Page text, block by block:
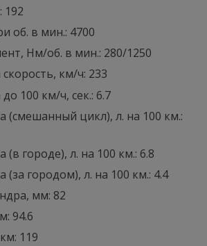
192
об. в мин.: 4700
Нм/об. в мин.: 280/1250
км/ч: 233
100 км/ч, сек.: 6.7
(смешанный цикл), л. на 100 км.:
(в городе), л. на 100 км.: 6.8
(за городом), л. на 100 км.: 4.4
мм: 82
94.6
119